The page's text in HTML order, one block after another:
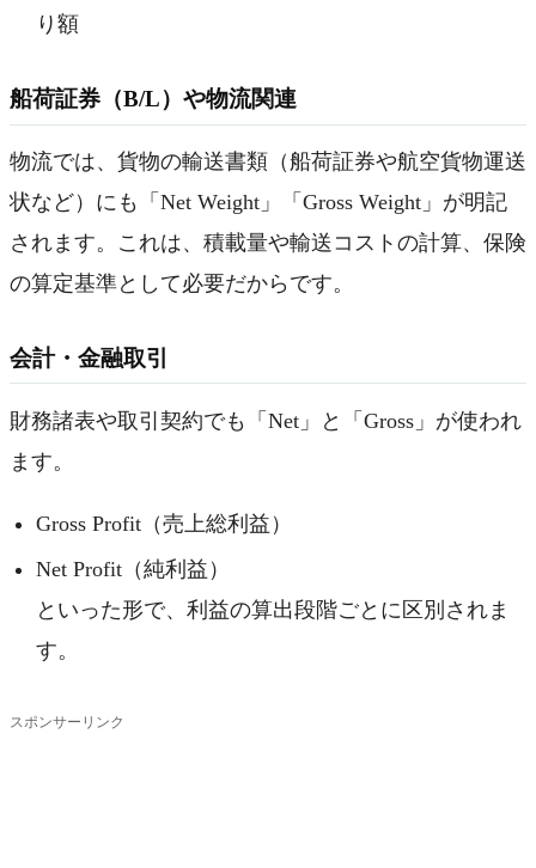
り額
船荷証券（B/L）や物流関連
物流では、貨物の輸送書類（船荷証券や航空貨物運送
状など）にも「Net Weight」「Gross Weight」が明記
されます。これは、積載量や輸送コストの計算、保険
の算定基準として必要だからです。
会計・金融取引
財務諸表や取引契約でも「Net」と「Gross」が使われ
ます。
Gross Profit（売上総利益）
Net Profit（純利益）
といった形で、利益の算出段階ごとに区別されま
す。
スポンサーリンク